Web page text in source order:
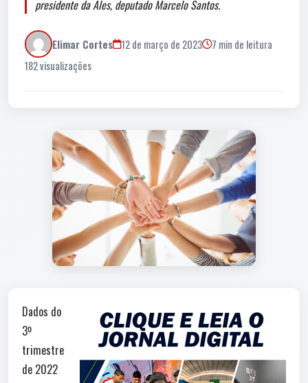
presidente da Ales, deputado Marcelo Santos.
Elimar Cortes 12 de março de 2023
7 min de leitura
182 visualizações
Dados do
3º
trimestre
de 2022